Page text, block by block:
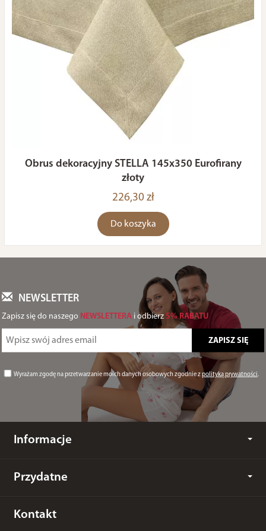
Obrus dekoracyjny STELLA 145x350 Eurofirany
złoty
226,30 zł
Do koszyka
NEWSLETTER
Zapisz się do naszego NEWSLETTERA i odbierz 5% RABATU
Wyrażam zgodę na przetwarzanie moich danych osobowych zgodnie zpolityką prywatności.
Informacje
Przydatne
Kontakt